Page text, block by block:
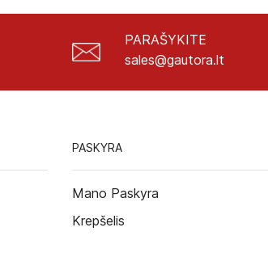
PARAŠYKITE
sales@gautora.lt
PASKYRA
Mano Paskyra
Krepšelis